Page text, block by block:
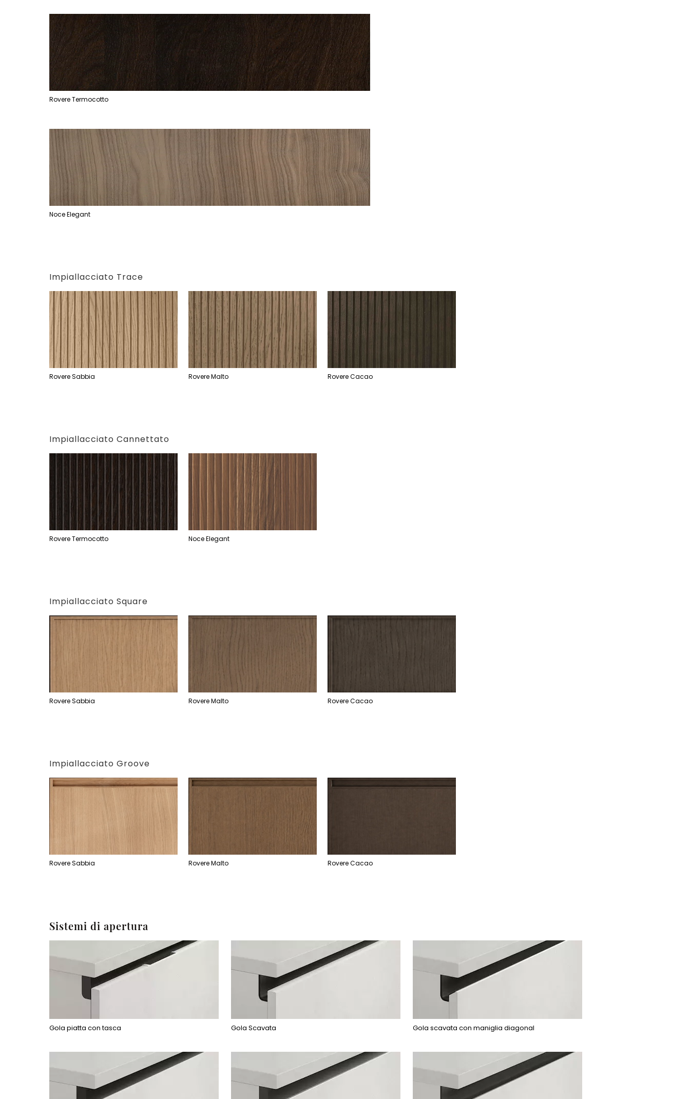
Rovere Termocotto
Noce Elegant
Impiallacciato Trace
Rovere Sabbia Rovere Malto Rovere Cacao
Impiallacciato Cannettato
Rovere Termocotto Noce Elegant
Impiallacciato Square
Rovere Sabbia Rovere Malto Rovere Cacao
Impiallacciato Groove
Rovere Sabbia Rovere Malto Rovere Cacao
Sistemi di apertura
Gola piatta con tasca Gola Scavata Gola scavata con maniglia diagonal